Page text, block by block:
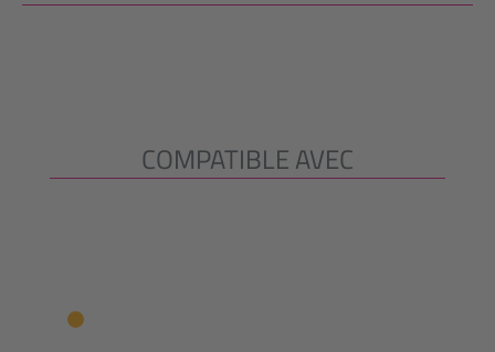
Ignorer la galerie de produits
COMPATIBLE AVEC